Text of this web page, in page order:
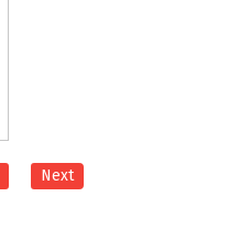
Next